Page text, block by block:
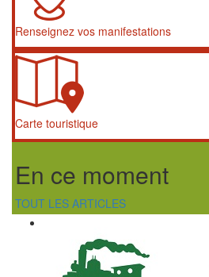
Renseignez vos manifestations
Carte touristique
En ce moment
TOUT LES ARTICLES